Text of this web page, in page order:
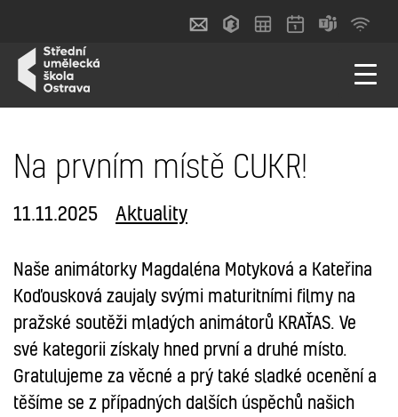
Na prvním místě CUKR!
11.11.2025 Aktuality
Naše animátorky Magdaléna Motyková a Kateřina
Koďousková zaujaly svými maturitními filmy na
pražské soutěži mladých animátorů KRAŤAS. Ve
své kategorii získaly hned první a druhé místo.
Gratulujeme za věcné a prý také sladké ocenění a
těšíme se z případných dalších úspěchů našich